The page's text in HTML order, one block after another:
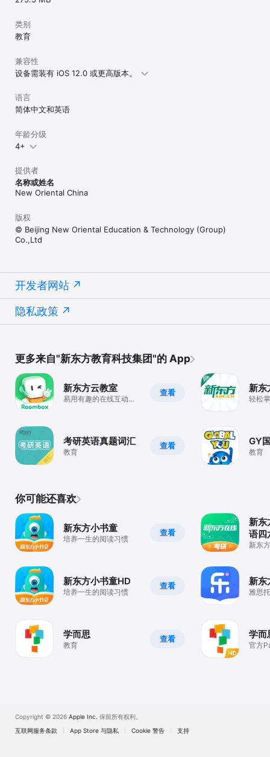
类别
教育
兼容性
设备需装有 iOS 12.0 或更高版本。
语言
简体中文和英语
年龄分级
4+
提供者
名称或姓名
New Oriental China
版权
© Beijing New Oriental Education & Technology (Group)
Co.,Ltd
开发者网站
隐私政策
更多来自"新东方教育科技集团"的 App
查看
新东方云教室
易用有趣的在线互动工
查看
考研英语真题词汇
教育
新东
轻松
GY
教育
你可能还喜欢
查看
新东方小书童
培养一生的阅读习惯
查看
新东方小书童HD
培养一生的阅读习惯
查看
学而思
教育
新东
语四
平台
新东
新东
雅思
学而
官方
Copyright © 2026 Apple Inc. 保留所有权利。
互联网服务条款
App Store 与隐私 Cookie 警告 支持